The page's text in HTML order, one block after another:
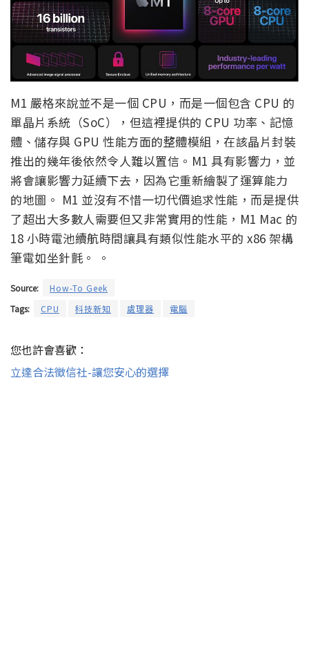
M1 嚴格來說並不是一個 CPU，而是一個包含 CPU 的
單晶片系統（SoC），但這裡提供的 CPU 功率、記憶
體、儲存與 GPU 性能方面的整體模組，在該晶片封裝
推出的幾年後依然令人難以置信。M1 具有影響力，並
將會讓影響力延續下去，因為它重新繪製了運算能力
的地圖。 M1 並沒有不惜一切代價追求性能，而是提供
了超出大多數人需要但又非常實用的性能，M1 Mac 的
18 小時電池續航時間讓具有類似性能水平的 x86 架構
筆電如坐針氈。 。
Source:
How-To Geek
Tags:
CPU 科技新知 處理器 電腦
您也許會喜歡：
立達合法徵信社-讓您安心的選擇